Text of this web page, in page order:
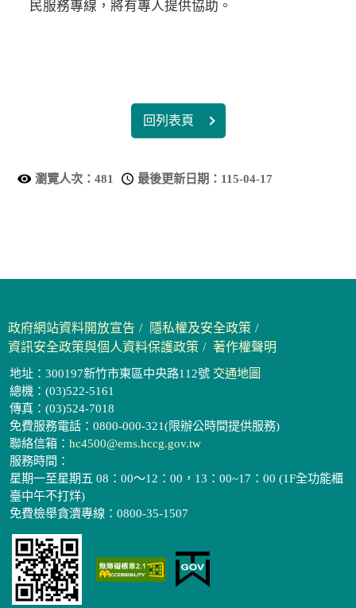
民服務專線，將有專人提供協助。
回列表頁
瀏覽人次： 481 最後更新日期： 115-04-17
政府網站資料開放宣告
隱私權及安全政策
資訊安全政策與個人資料保護政策
著作權聲明
地址：300197新竹市東區中央路112號 交通地圖
總機：(03)522-5161
傳真：(03)524-7018
免費服務電話：0800-000-321(限辦公時間提供服務)
聯絡信箱： hc4500@ems.hccg.gov.tw
服務時間：
星期一至星期五 08：00～12：00，13：00~17：00 (1F全功能櫃
臺中午不打烊)
免費檢舉貪瀆專線：0800-35-1507